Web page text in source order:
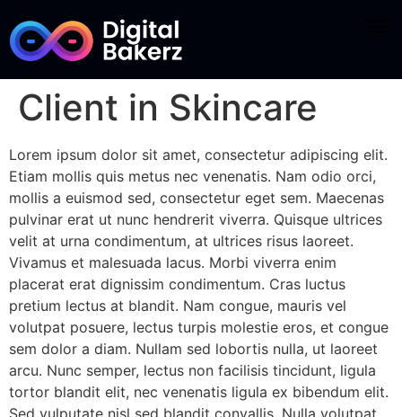
Client in Skincare
Lorem ipsum dolor sit amet, consectetur adipiscing elit.
Etiam mollis quis metus nec venenatis. Nam odio orci,
mollis a euismod sed, consectetur eget sem. Maecenas
pulvinar erat ut nunc hendrerit viverra. Quisque ultrices
velit at urna condimentum, at ultrices risus laoreet.
Vivamus et malesuada lacus. Morbi viverra enim
placerat erat dignissim condimentum. Cras luctus
pretium lectus at blandit. Nam congue, mauris vel
volutpat posuere, lectus turpis molestie eros, et congue
sem dolor a diam. Nullam sed lobortis nulla, ut laoreet
arcu. Nunc semper, lectus non facilisis tincidunt, ligula
tortor blandit elit, nec venenatis ligula ex bibendum elit.
Sed vulputate nisl sed blandit convallis. Nulla volutpat